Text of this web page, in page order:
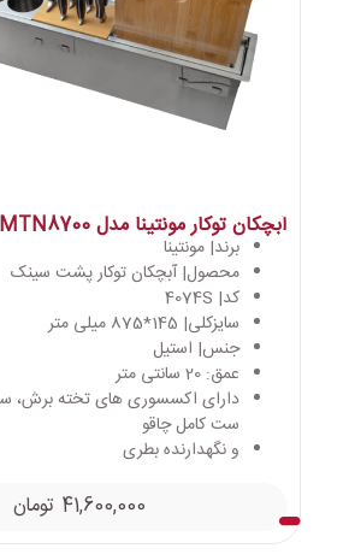
آبچکان توکار مونتینا مدل MTN8700
برند| مونتینا
محصول| آبچکان توکار پشت سینک
کد| 4074S
سایزکلی| 145*875 میلی متر
جنس| استیل
عمق: 20 سانتی متر
دارای اکسسوری های تخته برش،
ست کامل چاقو
و نگهدارنده بطری
41,600,000 تومان